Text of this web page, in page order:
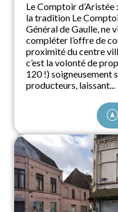
Le Comptoir
la tradition Le
Général de Gaulle, ne
compléter l’offre de
proximité du centre
c’est la volonté de
120 !) soigneusement
producteurs, laissant...
assistant_navigation